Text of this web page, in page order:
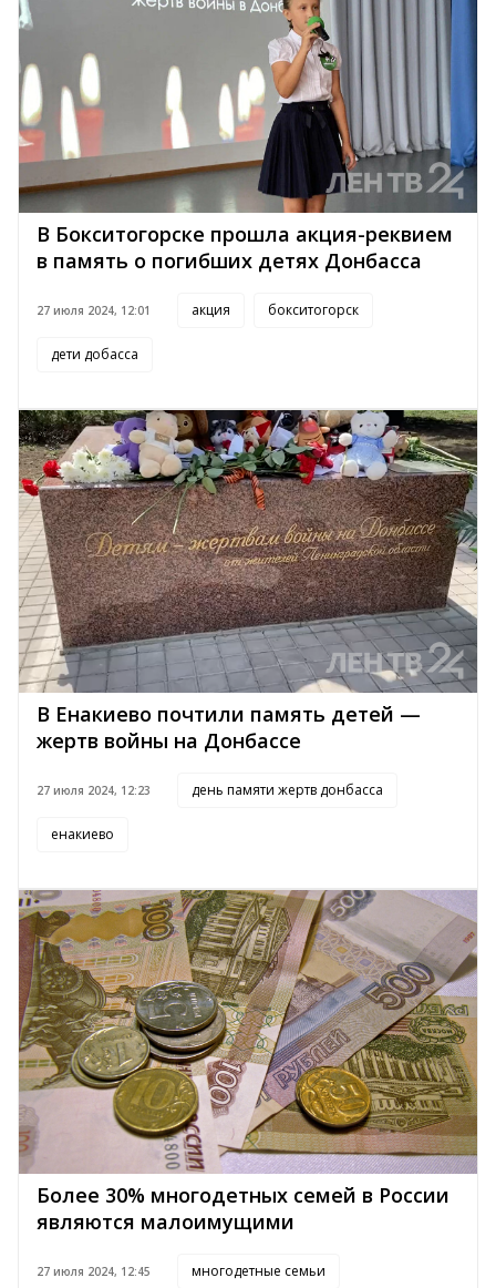
В Бокситогорске прошла акция-реквием
в память о погибших детях Донбасса
27 июля 2024, 12:01 акция бокситогорск
дети добасса
В Енакиево почтили память детей —
жертв войны на Донбассе
27 июля 2024, 12:23 день памяти жертв донбасса
енакиево
Более 30% многодетных семей в России
являются малоимущими
27 июля 2024, 12:45 многодетные семьи